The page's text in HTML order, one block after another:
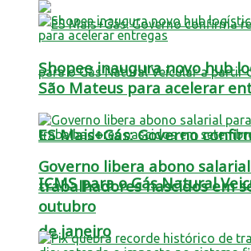
ES Mais+Gás: Governo
ICMS para o Gás Natural
de janeiro
Shopee inaugura novo hub
São Mateus para acelerar
Governo libera abono
trabalhadores nascidos em
outubro